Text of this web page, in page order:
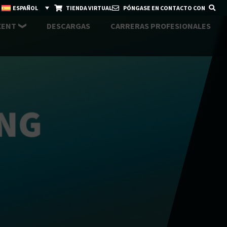
ESPAÑOL TIENDA VIRTUAL PÓNGASE EN CONTACTO CON
DESCARGAS CARRERAS PROFESIONALES